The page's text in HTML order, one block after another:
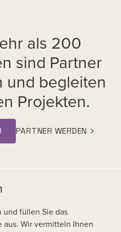
als 200
sind Partner
und begleiten
Projekten.
PARTNER WERDEN
und füllen Sie das
aus. Wir vermitteln Ihnen